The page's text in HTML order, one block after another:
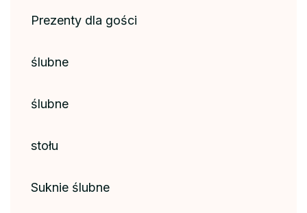
Prezenty dla gości
ślubne
ślubne
stołu
Suknie ślubne